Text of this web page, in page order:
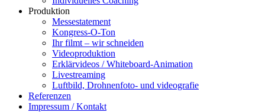
Produktion
Messestatement
Kongress-O-Ton
Ihr filmt – wir schneiden
Videoproduktion
Erklärvideos / Whiteboard-Animation
Livestreaming
Luftbild, Drohnenfoto- und videografie
Referenzen
Impressum / Kontakt